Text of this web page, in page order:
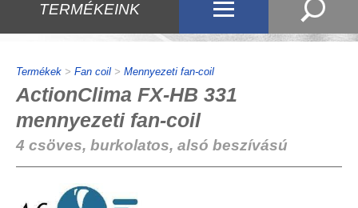
TERMÉKEINK
Termékek > Fan coil > Mennyezeti fan-coil
ActionClima FX-HB 331
mennyezeti fan-coil
4 csöves, burkolatos, alsó beszívású